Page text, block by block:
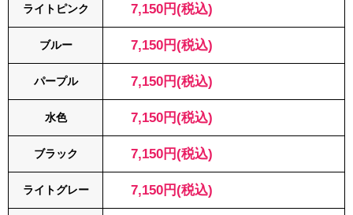
ライトピンク 7,150円(税込)
ブルー 7,150円(税込)
パープル 7,150円(税込)
水色 7,150円(税込)
ブラック 7,150円(税込)
ライトグレー 7,150円(税込)